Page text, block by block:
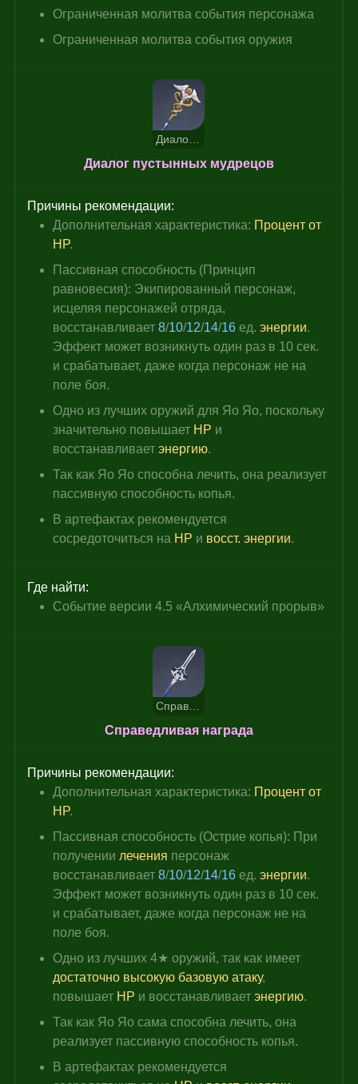
Ограниченная молитва события персонажа
Ограниченная молитва события оружия
Диалог пустынных мудрецов
Диалог пустынных мудрецов
Причины рекомендации:
Дополнительная характеристика: Процент от
HP.
Пассивная способность (Принцип
равновесия): Экипированный персонаж,
исцеляя персонажей отряда,
восстанавливает 8/10/12/14/16 ед. энергии.
Эффект может возникнуть один раз в 10 сек.
и срабатывает, даже когда персонаж не на
поле боя.
Одно из лучших оружий для Яо Яо, поскольку
значительно повышает HP и
восстанавливает энергию.
Так как Яо Яо способна лечить, она реализует
пассивную способность копья.
В артефактах рекомендуется
сосредоточиться на HP и восст. энергии.
Где найти:
Событие версии 4.5 «Алхимический прорыв»
Справедливая награда
Справедливая награда
Причины рекомендации:
Дополнительная характеристика: Процент от
HP.
Пассивная способность (Острие копья): При
получении лечения персонаж
восстанавливает 8/10/12/14/16 ед. энергии.
Эффект может возникнуть один раз в 10 сек.
и срабатывает, даже когда персонаж не на
поле боя.
Одно из лучших 4★ оружий, так как имеет
достаточно высокую базовую атаку,
повышает HP и восстанавливает энергию.
Так как Яо Яо сама способна лечить, она
реализует пассивную способность копья.
В артефактах рекомендуется